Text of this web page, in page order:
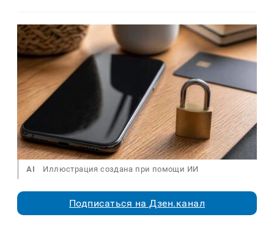
AI Иллюстрация создана при помощи ИИ
Подписаться на Дзен.канал